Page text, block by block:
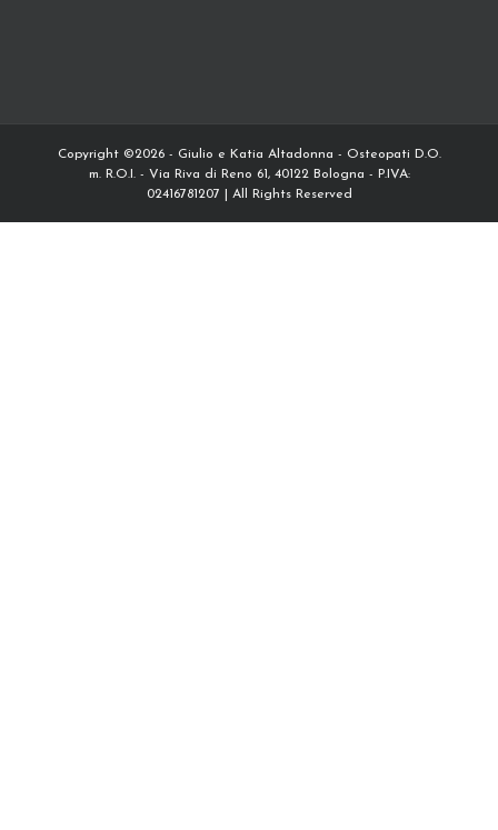
Copyright ©2026 - Giulio e Katia Altadonna - Osteopati D.O.
m. R.O.I. - Via Riva di Reno 61, 40122 Bologna - P.IVA:
02416781207 | All Rights Reserved